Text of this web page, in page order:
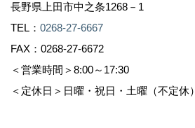
長野県上田市中之条1268－1
TEL： 0268-27-6667
FAX：0268-27-6672
＜営業時間＞8:00～17:30
＜定休日＞日曜・祝日・土曜（不定休）